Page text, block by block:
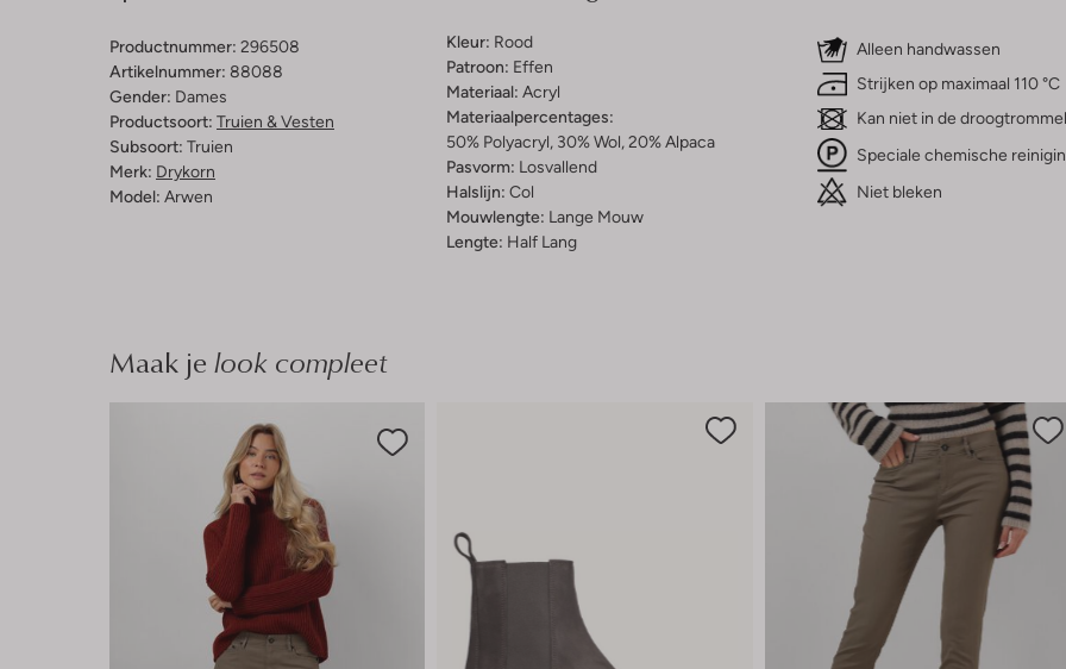
Productnummer: 296508
Artikelnummer: 88088
Gender: Dames
Productsoort: Truien & Vesten
Subsoort: Truien
Merk: Drykorn
Model: Arwen
Kleur: Rood
Patroon: Effen
Materiaal: Acryl
Materiaalpercentages:
50% Polyacryl, 30% Wol, 20% Alpaca
Pasvorm: Losvallend
Halslijn: Col
Mouwlengte: Lange Mouw
Lengte: Half Lang
Alleen handwassen
Strijken op maximaal 110 °C
Kan niet in de droogtrommel
Speciale chemische
Niet bleken
Maak je look compleet